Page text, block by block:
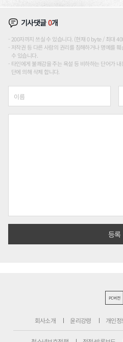
기사댓글0개
200자까지 쓰실 수 있습니다. (현재 0 byte / 최대
저작권 등 다른 사람의 권리를 침해하거나 명예를
수 있습니다.
타인에게 불쾌감을 주는 욕설 등 비하하는 단어가
단에 의해 삭제 합니다.
PC버전
회사소개 윤리강령 개인